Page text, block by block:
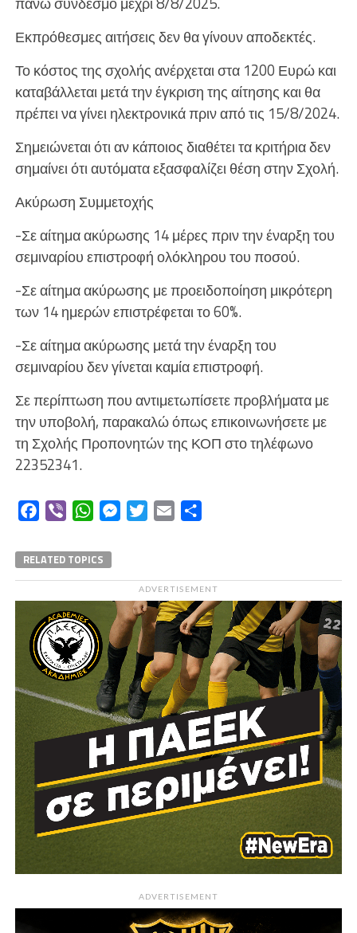
Εκπρόθεσμες αιτήσεις δεν θα γίνουν αποδεκτές.
Το κόστος της σχολής ανέρχεται στα 1200 Ευρώ και
καταβάλλεται μετά την έγκριση της αίτησης και θα
πρέπει να γίνει ηλεκτρονικά πριν από τις 15/8/2024.
Σημειώνεται ότι αν κάποιος διαθέτει τα κριτήρια δεν
σημαίνει ότι αυτόματα εξασφαλίζει θέση στην Σχολή.
Ακύρωση Συμμετοχής
-Σε αίτημα ακύρωσης 14 μέρες πριν την έναρξη του
σεμιναρίου επιστροφή ολόκληρου του ποσού.
-Σε αίτημα ακύρωσης με προειδοποίηση μικρότερη
των 14 ημερών επιστρέφεται το 60%.
-Σε αίτημα ακύρωσης μετά την έναρξη του
σεμιναρίου δεν γίνεται καμία επιστροφή.
Σε περίπτωση που αντιμετωπίσετε προβλήματα με
την υποβολή, παρακαλώ όπως επικοινωνήσετε με
τη Σχολής Προπονητών της ΚΟΠ στο τηλέφωνο
22352341.
Facebook
Viber WhatsAppMessengerTwitterEmail
RELATED TOPICS
ADVERTISEMENT
ADVERTISEMENT